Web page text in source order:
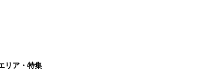
リア・特集